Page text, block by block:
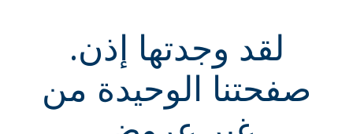
لقد وجدتها إذن.
صفحتنا الوحيدة من